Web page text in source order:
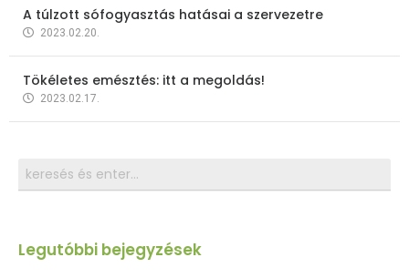
A túlzott sófogyasztás hatásai a szervezetre
2023.02.20.
Tökéletes emésztés: itt a megoldás!
2023.02.17.
Legutóbbi bejegyzések